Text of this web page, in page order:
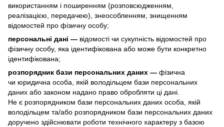
використанням і поширенням (розповсюдженням,
реалізацією, передачею), знеособленням, знищенням
відомостей про фізичну особу;
персональні дані — відомості чи сукупність відомостей про
фізичну особу, яка ідентифікована або може бути конкретно
ідентифікована;
розпорядник бази персональних даних — фізична
чи юридична особа, якій володільцем бази персональних
даних або законом надано право обробляти ці дані.
Не є розпорядником бази персональних даних особа, якій
володільцем та/або розпорядником бази персональних даних
доручено здійснювати роботи технічного характеру з базою